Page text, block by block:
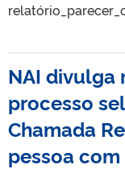
NAI divulga
processo
Chamada
pessoa